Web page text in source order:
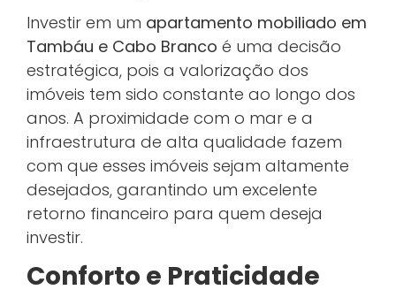
Investir em um apartamento mobiliado em
Tambáu e Cabo Branco é uma decisão
estratégica, pois a valorização dos
imóveis tem sido constante ao longo dos
anos. A proximidade com o mar e a
infraestrutura de alta qualidade fazem
com que esses imóveis sejam altamente
desejados, garantindo um excelente
retorno financeiro para quem deseja
investir.
Conforto e Praticidade